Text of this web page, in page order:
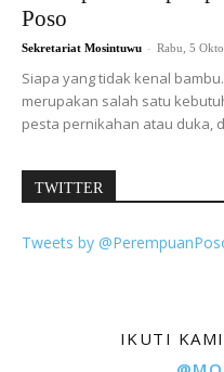
Poso
Sekretariat Mosintuwu - Rabu, 5
Siapa yang tidak kenal
merupakan salah satu
pesta pernikahan atau duka,
TWITTER
Tweets by
IKUTI